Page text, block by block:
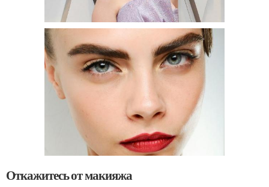
Откажитесь от макияжа